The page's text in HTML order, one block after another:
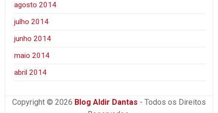
agosto 2014
julho 2014
junho 2014
maio 2014
abril 2014
Copyright © 2026 Blog Aldir Dantas - Todos os Direitos